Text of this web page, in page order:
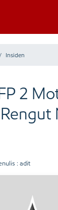
/ Insiden
2
: adit